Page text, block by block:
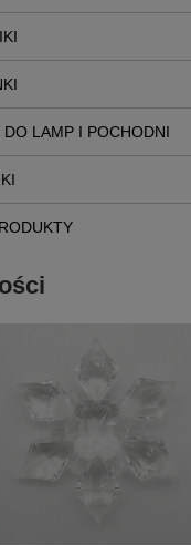
DO LAMP I POCHODNI